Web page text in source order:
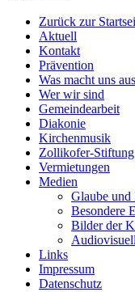
Zurück zur
Aktuell
Kontakt
Prävention
Was macht uns
Wer wir sind
Gemeindearbeit
Diakonie
Kirchenmusik
Zollikofer-Stiftung
Vermietungen
Medien
Glaube und
Besondere
Bilder der
Links
Impressum
Datenschutz